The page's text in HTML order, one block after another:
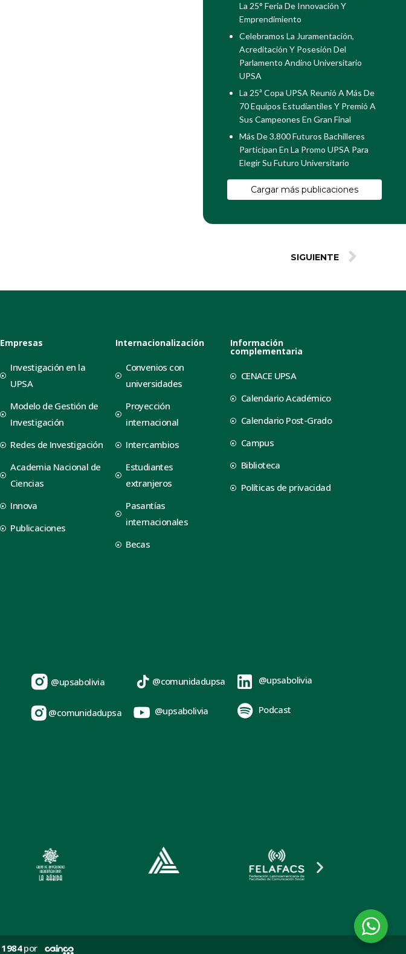
La 25° Feria De Innovación Y
Emprendimiento
Celebramos La Juramentación,
Acreditación Y Posesión Del
Parlamento Andino Universitario
UPSA
La 25ª Copa UPSA Reunió A Más De
70 Equipos Estudiantiles Y Premió A
Sus Campeones En Gran Final
Más De 3.800 Futuros Bachilleres
Participan En La Promo UPSA Para
Elegir Su Futuro Universitario
Cargar más publicaciones
SIGUIENTE
Empresas
Investigación en la
UPSA
Modelo de Gestión de
Investigación
Redes de Investigación
Academia Nacional de
Ciencias
Innova
Publicaciones
Internacionalización
Convenios con
universidades
Proyección
internacional
Intercambios
Estudiantes
extranjeros
Pasantías
internacionales
Becas
Información
complementaria
CENACE UPSA
Calendario Académico
Calendario Post-Grado
Campus
Biblioteca
Políticas de privacidad
@upsabolivia
@comunidadupsa
@comunidadupsa
@upsabolivia
@upsabolivia
Podcast
1984por